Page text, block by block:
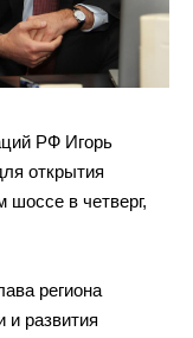
РФ Игорь
открытия
шоссе в четверг,
региона
и развития